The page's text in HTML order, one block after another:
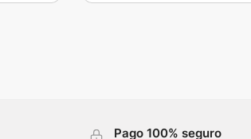
Pago 100% seguro